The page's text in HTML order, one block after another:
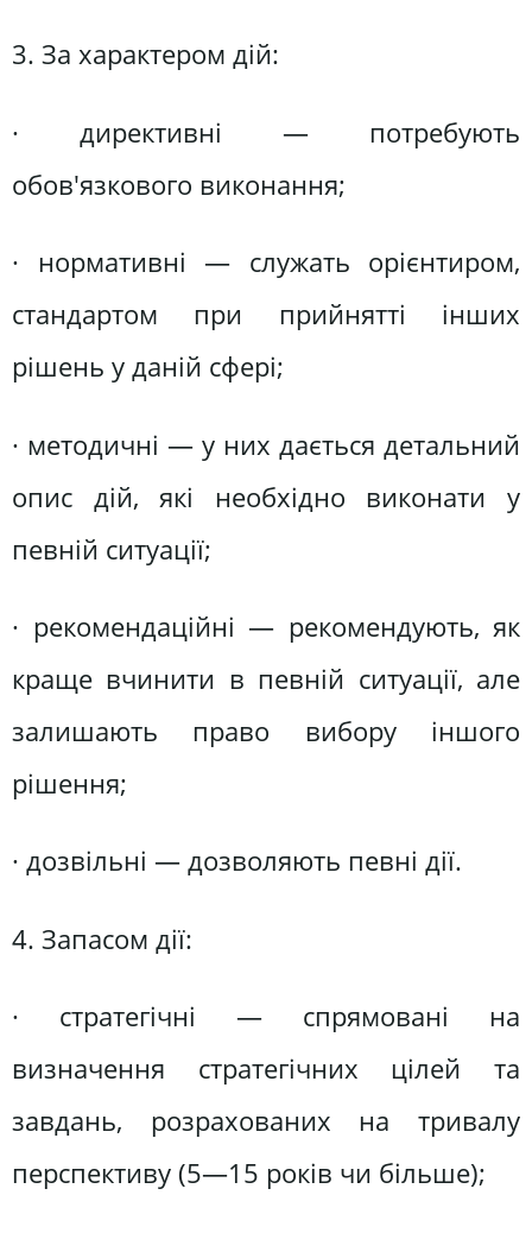
3. За характером дій:
· директивні — потребують
обов'язкового виконання;
· нормативні — служать орієнтиром,
стандартом при прийнятті інших
рішень у даній сфері;
· методичні — у них дається детальний
опис дій, які необхідно виконати у
певній ситуації;
· рекомендаційні — рекомендують, як
краще вчинити в певній ситуації, але
залишають право вибору іншого
рішення;
· дозвільні — дозволяють певні дії.
4. Запасом дії:
· стратегічні — спрямовані на
визначення стратегічних цілей та
завдань, розрахованих на тривалу
перспективу (5—15 років чи більше);